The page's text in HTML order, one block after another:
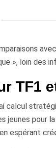
», loin des
TF1
calcul
jeunes pour
espérant